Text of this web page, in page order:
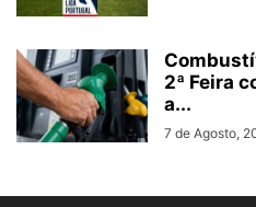
2ª Feira
a...
7 de Agosto,